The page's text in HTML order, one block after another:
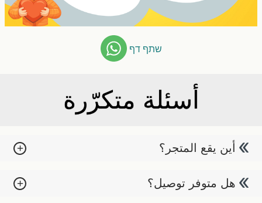
שתף דף
أسئلة متكرّرة
أين يقع المتجر؟
​​​​​​​ هل متوفر توصيل؟